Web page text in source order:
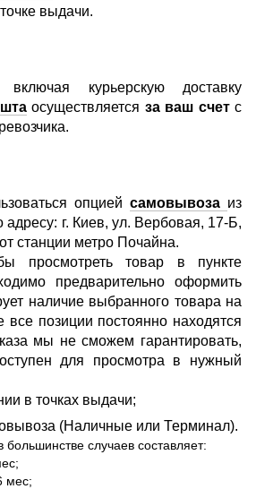
выдачи.
включая курьерскую доставку
осуществляется за ваш счетс
опцией самовывоза из
адресу: г. Киев, ул. Вербовая, 17-Б,
станции метро Почайна.
просмотреть товар в пункте
предварительно оформить
наличие выбранного товара на
все позиции постоянно находятся
мы не сможем гарантировать,
для просмотра в нужный
в точках выдачи;
(Наличные или Терминал).
большинстве случаев составляет:
мес;